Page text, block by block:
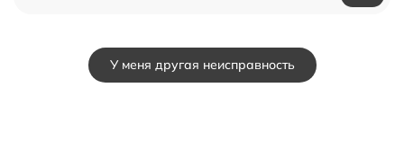
У меня другая неисправность